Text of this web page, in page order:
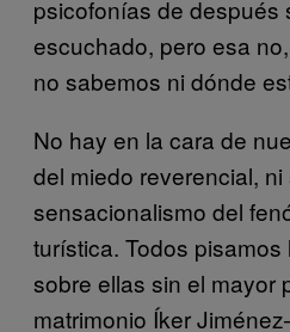
psicofonías de después
escuchado, pero esa
no sabemos ni dónde
No hay en la cara de
del miedo reverencial,
sensacionalismo del
turística. Todos
sobre ellas sin el mayor
matrimonio Íker